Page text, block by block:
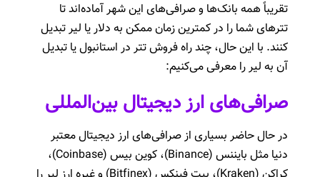
تقریباً همه بانک‌ها و صرافی‌های این شهر آماده‌اند تا
تترهای شما را در کمترین زمان ممکن به دلار یا لیر تبدیل
کنند. با این حال، چند راه فروش تتر در استانبول یا تبدیل
آن به لیر را معرفی می‌کنیم:
صرافی‌های ارز دیجیتال بین‌المللی
در حال حاضر بسیاری از صرافی‌های ارز دیجیتال معتبر
دنیا مثل بایننس (Binance)‌، کوین بیس (Coinbase)،